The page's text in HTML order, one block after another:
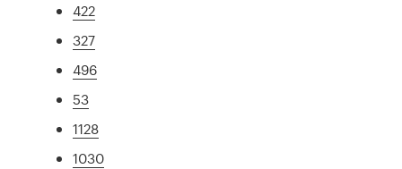
422
327
496
53
1128
1030